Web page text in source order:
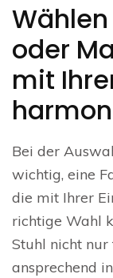
oder
mit
Bei der
wichtig, eine
die mit Ihrer
richtige Wahl
Stuhl nicht nur
ansprechend